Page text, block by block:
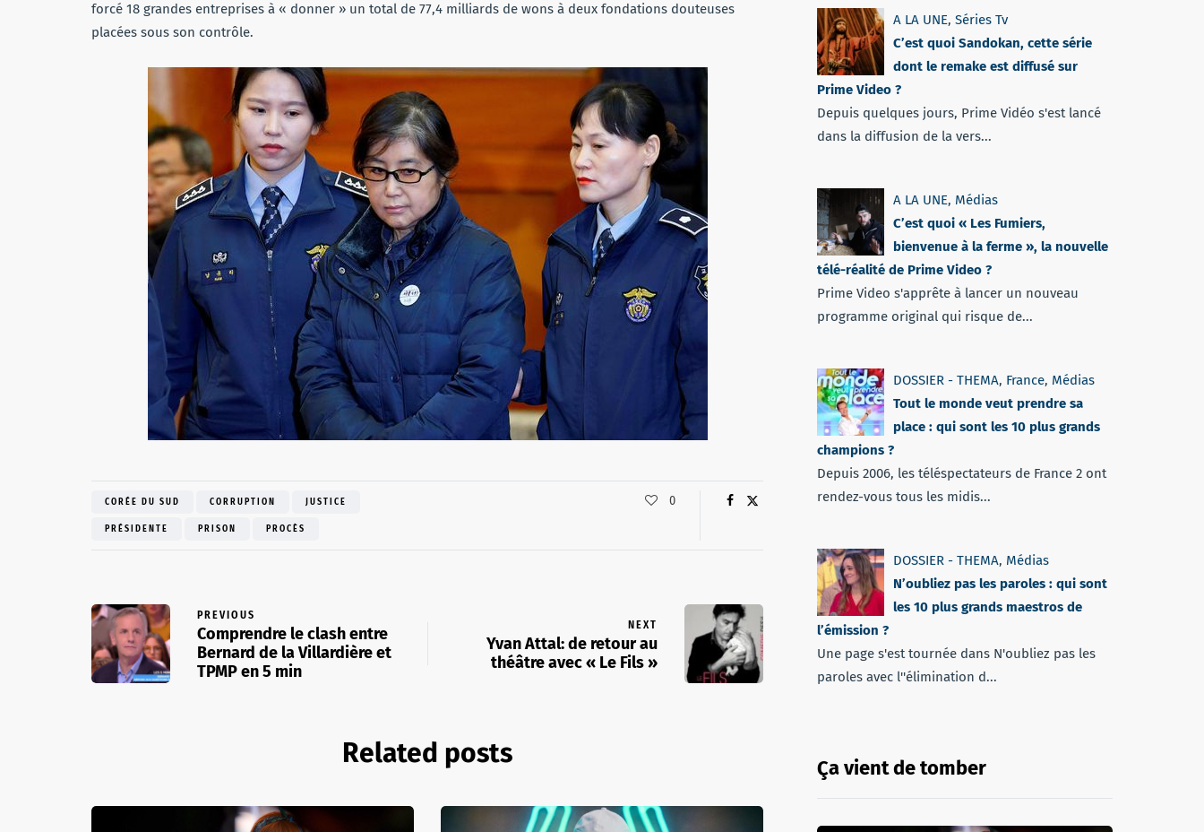
forcé 18 grandes entreprises à « donner » un total de 77,4 milliards de wons à deux fondations douteuses
placées sous son contrôle.
CORÉE DU SUD CORRUPTION JUSTICE
PRÉSIDENTE PRISON PROCÈS
0
PREVIOUS
Comprendre le clash entre
Bernard de la Villardière et
TPMP en 5 min
NEXT
Yvan Attal: de retour au
théâtre avec « Le Fils »
Related posts
A LA UNE, Séries Tv
C’est quoi Sandokan, cette série
dont le remake est diffusé sur
Prime Video ?
Depuis quelques jours, Prime Vidéo s'est lancé
dans la diffusion de la vers...
A LA UNE, Médias
C’est quoi « Les Fumiers,
bienvenue à la ferme », la nouvelle
télé-réalité de Prime Video ?
Prime Video s'apprête à lancer un nouveau
programme original qui risque de...
DOSSIER - THEMA, France, Médias
Tout le monde veut prendre sa
place : qui sont les 10 plus grands
champions ?
Depuis 2006, les téléspectateurs de France 2 ont
rendez-vous tous les midis...
DOSSIER - THEMA, Médias
N’oubliez pas les paroles : qui sont
les 10 plus grands maestros de
l’émission ?
Une page s'est tournée dans N'oubliez pas les
paroles avec l''élimination d...
Ça vient de tomber